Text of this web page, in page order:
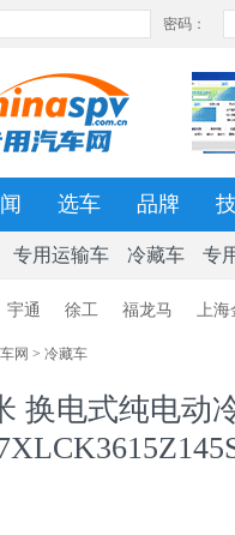
选车 品牌
专用运输车 冷藏车 专
宇通 徐工 福龙马 上海
网 > 冷藏车
换电式纯电动